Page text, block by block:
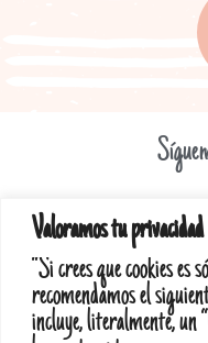
Valoramos tu privacidad
“Si crees que cookies es
recomendamos el
incluye, literalmente, un
Diseño web